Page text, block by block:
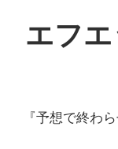
エフ
『予想で終わ